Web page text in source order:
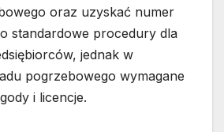
oraz uzyskać numer
standardowe procedury dla
jednak w
pogrzebowego wymagane
i licencje.